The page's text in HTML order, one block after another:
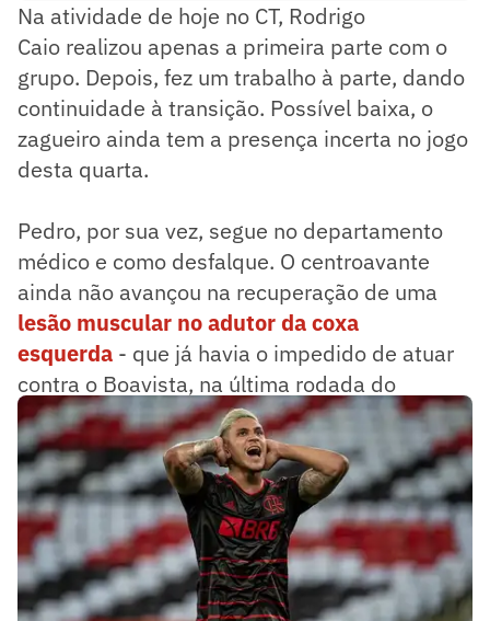
Na atividade de hoje no CT, Rodrigo
Caio realizou apenas a primeira parte com o
grupo. Depois, fez um trabalho à parte, dando
continuidade à transição. Possível baixa, o
zagueiro ainda tem a presença incerta no jogo
desta quarta.
Pedro, por sua vez, segue no departamento
médico e como desfalque. O centroavante
ainda não avançou na recuperação de uma
lesão muscular no adutor da coxa
esquerda - que já havia o impedido de atuar
contra o Boavista, na última rodada do
Carioca.